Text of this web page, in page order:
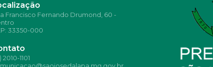
Francisco Fernando Drumond, 60 -
33350-000
2010-1101